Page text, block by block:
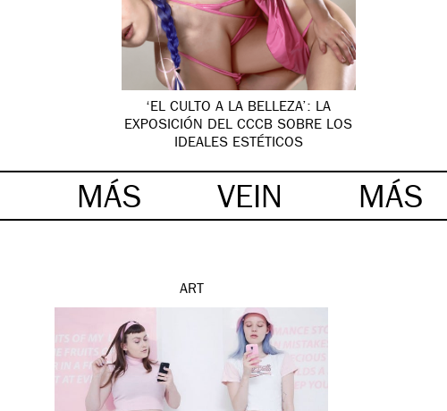
‘EL CULTO A LA BELLEZA’: LA
EXPOSICIÓN DEL CCCB SOBRE LOS
IDEALES ESTÉTICOS
MÁS VEIN MÁS
ART